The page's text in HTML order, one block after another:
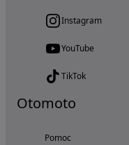
Instagram
YouTube
TikTok
Otomoto
Pomoc